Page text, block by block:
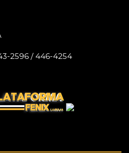
2596 / 446-4254